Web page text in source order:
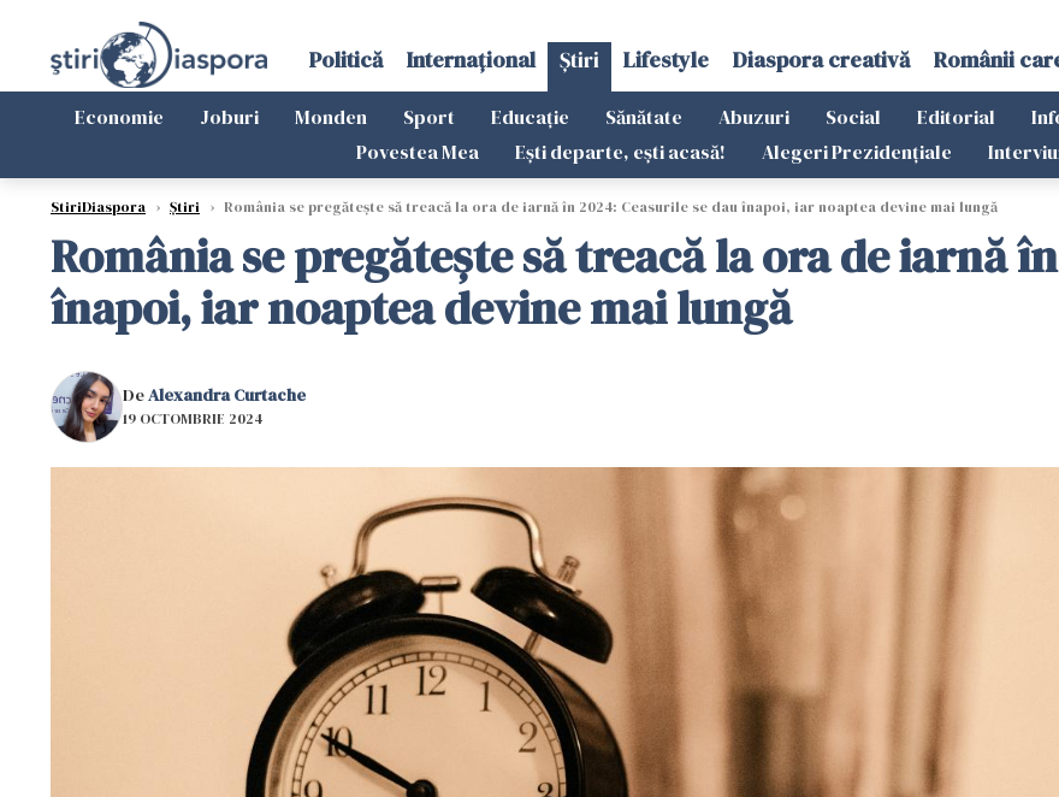
Politică Internațional Știri Lifestyle Diaspora creativă Românii
Economie Joburi Monden Sport Educație Sănătate Abuzuri Social Editorial
Povestea Mea
Ești departe, ești acasă! Alegeri Prezidențiale
StiriDiaspora › Știri › România se pregătește să treacă la ora de iarnă în 2024: Ceasurile se dau înapoi, iar noaptea devine mai lungă
România se pregătește să treacă la ora de iarnă
înapoi, iar noaptea devine mai lungă
DeAlexandra Curtache
19 OCTOMBRIE 2024